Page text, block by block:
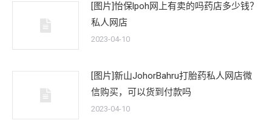
[图片]怡保lpoh网上有卖的吗药店多少钱？
私人网店
2023-04-10
[图片]新山JohorBahru打胎药私人网店微
信购买，可以货到付款吗
2023-04-10